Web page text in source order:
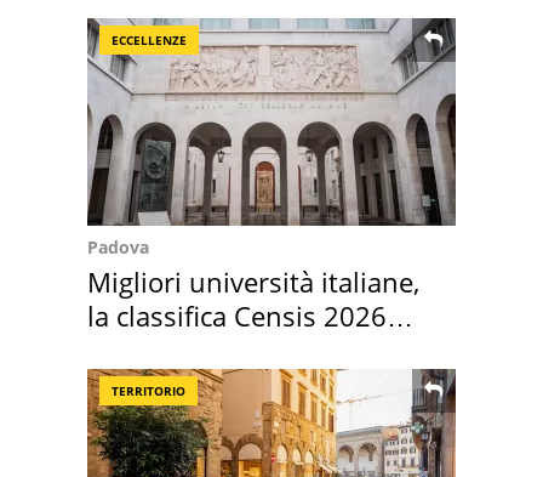
ECCELLENZE
Padova
Migliori università italiane,
la classifica Censis 2026
TERRITORIO